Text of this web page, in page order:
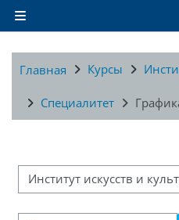
Перейти к основному
Боковая панель
Главная Курсы
Специалитет
Категории курсов